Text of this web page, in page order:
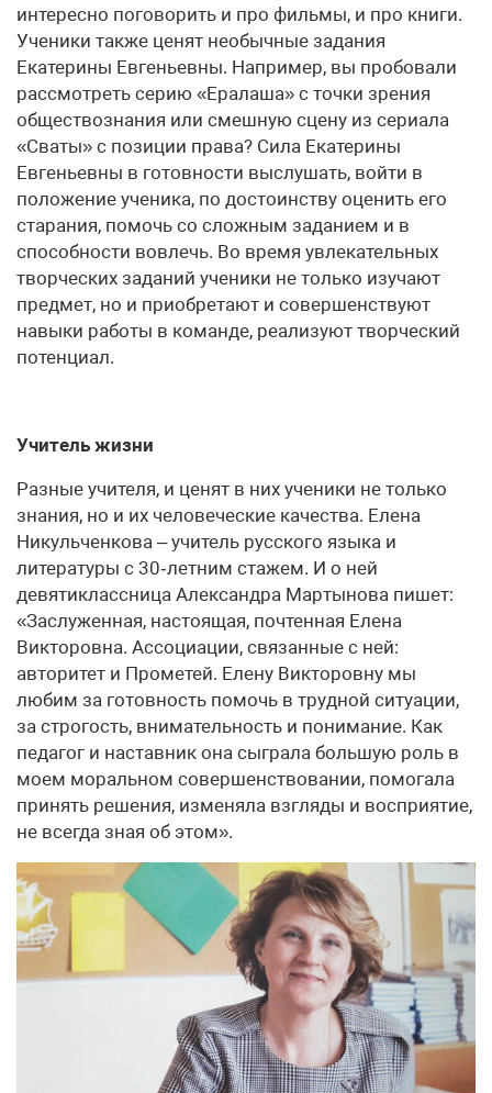
интересно поговорить и про фильмы, и про книги.
Ученики также ценят необычные задания
Екатерины Евгеньевны. Например, вы пробовали
рассмотреть серию «Ералаша» с точки зрения
обществознания или смешную сцену из сериала
«Сваты» с позиции права? Сила Екатерины
Евгеньевны в готовности выслушать, войти в
положение ученика, по достоинству оценить его
старания, помочь со сложным заданием и в
способности вовлечь. Во время увлекательных
творческих заданий ученики не только изучают
предмет, но и приобретают и совершенствуют
навыки работы в команде, реализуют творческий
потенциал.
Учитель жизни
Разные учителя, и ценят в них ученики не только
знания, но и их человеческие качества. Елена
Никульченкова – учитель русского языка и
литературы с 30‑летним стажем. И о ней
девятиклассница Александра Мартынова пишет:
«Заслуженная, настоящая, почтенная Елена
Викторовна. Ассоциации, связанные с ней:
авторитет и Прометей. Елену Викторовну мы
любим за готовность помочь в трудной ситуации,
за строгость, внимательность и понимание. Как
педагог и наставник она сыграла большую роль в
моем моральном совершенствовании, помогала
принять решения, изменяла взгляды и восприятие,
не всегда зная об этом».